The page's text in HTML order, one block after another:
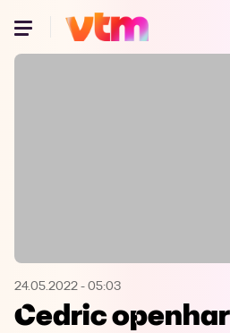
Oeps, browser
Microsoft Edge
24.05.2022 - 05:03
Cedric